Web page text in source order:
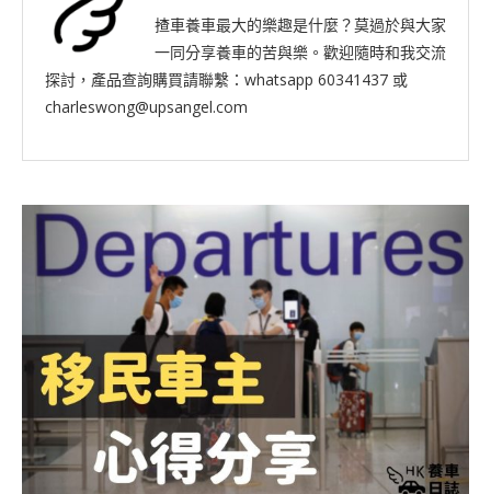
揸車養車最大的樂趣是什麼？莫過於與大家
一同分享養車的苦與樂。歡迎隨時和我交流
探討，產品查詢購買請聯繫：whatsapp 60341437 或
charleswong@upsangel.com